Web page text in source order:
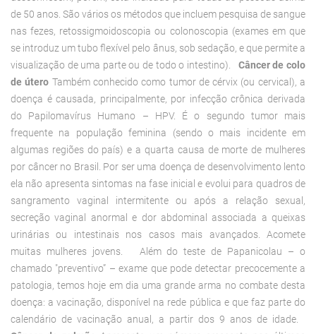
de 50 anos. São vários os métodos que incluem pesquisa de sangue
nas fezes, retossigmoidoscopia ou colonoscopia (exames em que
se introduz um tubo flexível pelo ânus, sob sedação, e que permite a
visualização de uma parte ou de todo o intestino). Câncer de colo
de útero Também conhecido como tumor de cérvix (ou cervical), a
doença é causada, principalmente, por infecção crônica derivada
do Papilomavírus Humano – HPV. É o segundo tumor mais
frequente na população feminina (sendo o mais incidente em
algumas regiões do país) e a quarta causa de morte de mulheres
por câncer no Brasil. Por ser uma doença de desenvolvimento lento
ela não apresenta sintomas na fase inicial e evolui para quadros de
sangramento vaginal intermitente ou após a relação sexual,
secreção vaginal anormal e dor abdominal associada a queixas
urinárias ou intestinais nos casos mais avançados. Acomete
muitas mulheres jovens. Além do teste de Papanicolau – o
chamado "preventivo” – exame que pode detectar precocemente a
patologia, temos hoje em dia uma grande arma no combate desta
doença: a vacinação, disponível na rede pública e que faz parte do
calendário de vacinação anual, a partir dos 9 anos de idade.